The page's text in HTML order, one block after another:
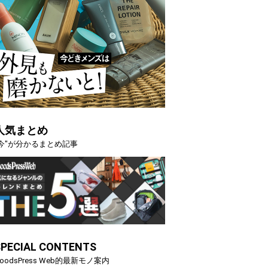
気まとめ
"が分かるまとめ記事
CONTENTS
Web的最新モノ案内